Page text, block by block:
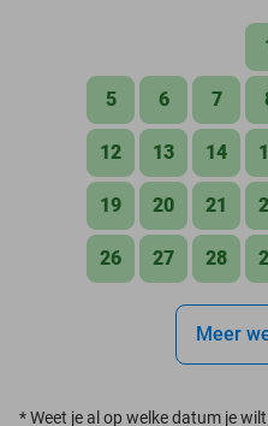
5 6 7
12 13 14
19 20 21
26 27 28
Meer
*Weet je al op welke datum je